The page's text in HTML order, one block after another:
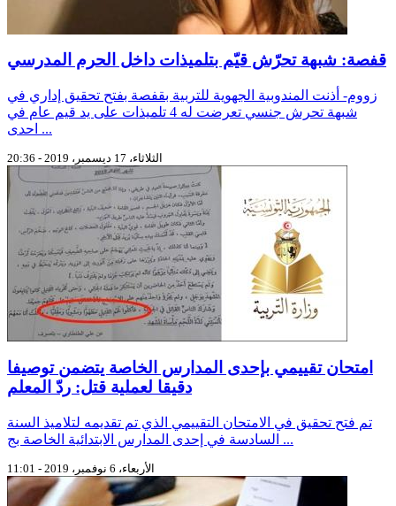
قفصة: شبهة تحرّش قيّم بتلميذات داخل الحرم المدرسي
زووم- أذنت المندوبية الجهوية للتربية بقفصة بفتح تحقيق إداري في
شبهة تحرش جنسي تعرضت له 4 تلميذات على يد قيم عام في
احدى ...
الثلاثاء، 17 ديسمبر، 2019 - 20:36
امتحان تقييمي بإحدى المدارس الخاصة يتضمن توصيفا
دقيقا لعملية قتل: ردّ المعلم
تم فتح تحقيق في الامتحان التقييمي الذي تم تقديمه لتلاميذ السنة
السادسة في إحدى المدارس الابتدائية الخاصة بج ...
الأربعاء، 6 نوفمبر، 2019 - 11:01